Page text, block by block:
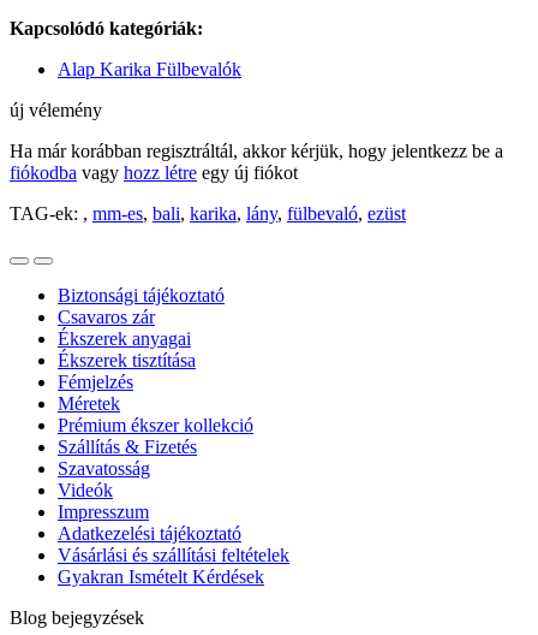
Kapcsolódó kategóriák:
Alap Karika Fülbevalók
új vélemény
Ha már korábban regisztráltál, akkor kérjük, hogy jelentkezz be a
fiókodba vagy hozz létre egy új fiókot
TAG-ek: , mm-es, bali, karika, lány, fülbevaló, ezüst
Biztonsági tájékoztató
Csavaros zár
Ékszerek anyagai
Ékszerek tisztítása
Fémjelzés
Méretek
Prémium ékszer kollekció
Szállítás & Fizetés
Szavatosság
Videók
Impresszum
Adatkezelési tájékoztató
Vásárlási és szállítási feltételek
Gyakran Ismételt Kérdések
Blog bejegyzések